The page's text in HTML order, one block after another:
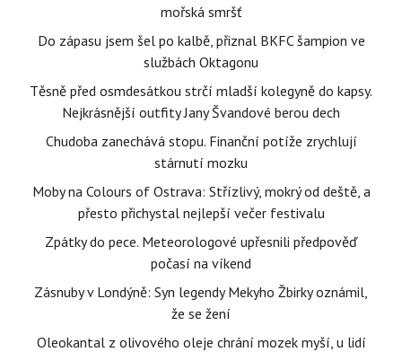
mořská smršť
Do zápasu jsem šel po kalbě, přiznal BKFC šampion ve
službách Oktagonu
Těsně před osmdesátkou strčí mladší kolegyně do kapsy.
Nejkrásnější outfity Jany Švandové berou dech
Chudoba zanechává stopu. Finanční potíže zrychlují
stárnutí mozku
Moby na Colours of Ostrava: Střízlivý, mokrý od deště, a
přesto přichystal nejlepší večer festivalu
Zpátky do pece. Meteorologové upřesnili předpověď
počasí na víkend
Zásnuby v Londýně: Syn legendy Mekyho Žbirky oznámil,
že se žení
Oleokantal z olivového oleje chrání mozek myší, u lidí